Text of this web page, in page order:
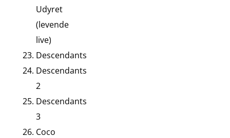
Udyret
(levende
live)
Descendants
Descendants
2
Descendants
3
Coco